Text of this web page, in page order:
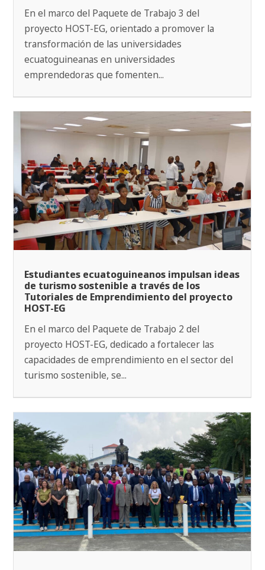
En el marco del Paquete de Trabajo 3 del
proyecto HOST-EG, orientado a promover la
transformación de las universidades
ecuatoguineanas en universidades
emprendedoras que fomenten...
Estudiantes ecuatoguineanos impulsan ideas
de turismo sostenible a través de los
Tutoriales de Emprendimiento del proyecto
HOST-EG
En el marco del Paquete de Trabajo 2 del
proyecto HOST-EG, dedicado a fortalecer las
capacidades de emprendimiento en el sector del
turismo sostenible, se...